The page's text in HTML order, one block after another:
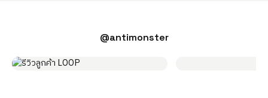
@antimonster